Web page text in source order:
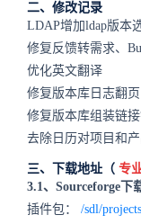
二、修改记录
LDAP增加ldap版本
修复反馈转需求、
优化英文翻译
修复版本库日志翻页
修复版本库组装链
去除日历对项目和
三、下载地址（ 专
3.1、Sourceforge下
插件包： /sdl/